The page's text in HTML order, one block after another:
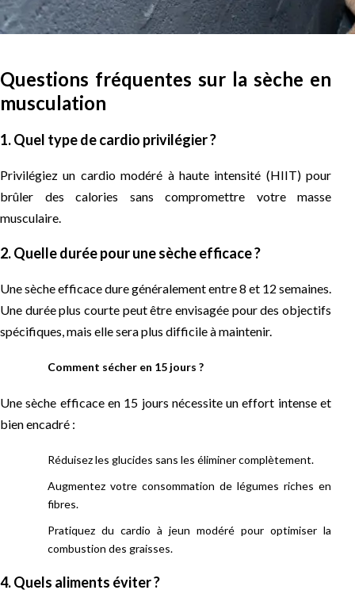
Questions fréquentes sur la sèche en
musculation
1. Quel type de cardio privilégier ?
Privilégiez un cardio modéré à haute intensité (HIIT) pour
brûler des calories sans compromettre votre masse
musculaire.
2. Quelle durée pour une sèche efficace ?
Une sèche efficace dure généralement entre 8 et 12 semaines.
Une durée plus courte peut être envisagée pour des objectifs
spécifiques, mais elle sera plus difficile à maintenir.
Comment sécher en 15 jours ?
Une sèche efficace en 15 jours nécessite un effort intense et
bien encadré :
Réduisez les glucides sans les éliminer complètement.
Augmentez votre consommation de légumes riches en
fibres.
Pratiquez du cardio à jeun modéré pour optimiser la
combustion des graisses.
4. Quels aliments éviter ?